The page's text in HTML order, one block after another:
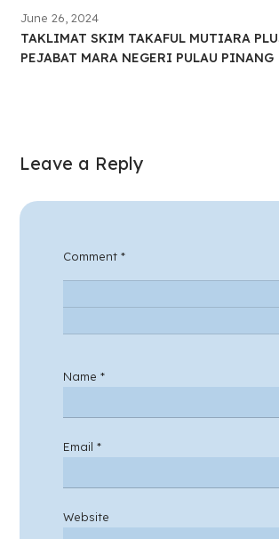
June 26, 2024
TAKLIMAT SKIM TAKAFUL MUTIARA
PEJABAT MARA NEGERI PULAU PINANG
Leave a Reply
Comment *
Name *
Email *
Website